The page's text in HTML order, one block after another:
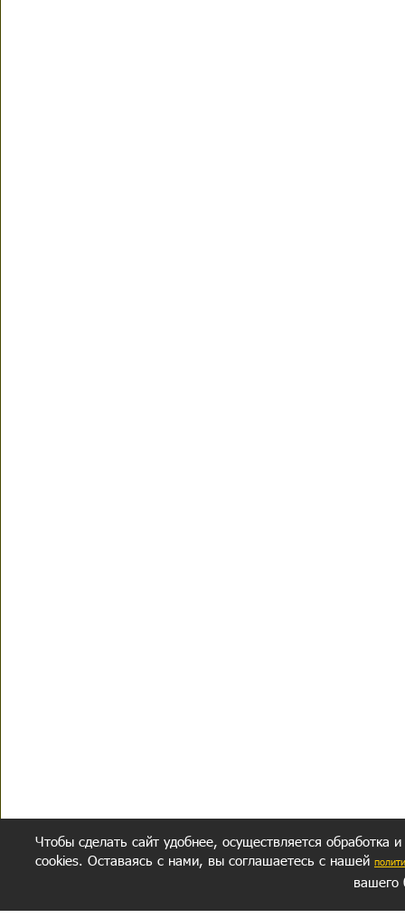
Чтобы сделать сайт удобнее, осуществляется обработка
cookies. Оставаясь с нами, вы соглашаетесь с нашей
вашего